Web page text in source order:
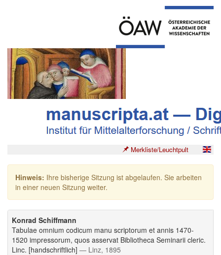
Merkliste/Leuchtpult
Hinweis: Ihre bisherige Sitzung ist abgelaufen. Sie arbeiten
in einer neuen Sitzung weiter.
Konrad Schiffmann
Tabulae omnium codicum manu scriptorum et annis 1470-
1520 impressorum, quos asservat Bibliotheca Seminarii cleric.
Linc. [handschriftlich] — Linz, 1895